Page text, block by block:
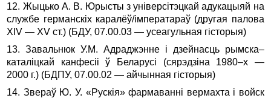
12. Жыцько А. В. Юрысты з універсітэцкай адукацыяй на
службе германскіх каралёў/імператараў (другая палова
ХIV — ХV ст.) (БДУ, 07.00.03 — усеагульная гісторыя)
13. Завальнюк У.М. Адраджэнне і дзейнасць рымска–
каталіцкай канфесіі ў Беларусі (сярэдзіна 1980–х —
2000 г.) (БДПУ, 07.00.02 — айчынная гісторыя)
14. Звераў Ю. У. «Рускія» фармаванні вермахта і войск